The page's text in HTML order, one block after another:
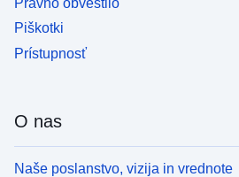
Piškotki
Prístupnosť
O nas
Naše poslanstvo, vizija in vrednote